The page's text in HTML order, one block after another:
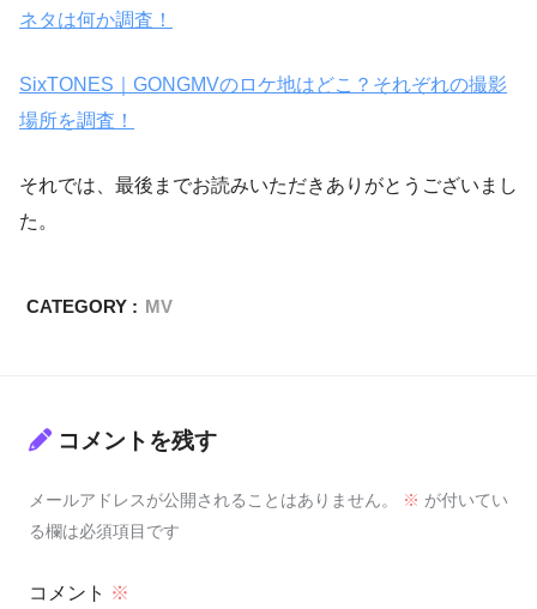
ネタは何か調査！
SixTONES｜GONGMVのロケ地はどこ？それぞれの撮影
場所を調査！
それでは、最後までお読みいただきありがとうございまし
た。
CATEGORY : MV
コメントを残す
メールアドレスが公開されることはありません。 ※ が付いてい
る欄は必須項目です
コメント ※